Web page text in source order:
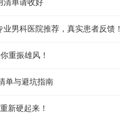
清单请收好
男科医院推荐，真实患者反馈！
重振雄风！
单与避坑指南
新硬起来！